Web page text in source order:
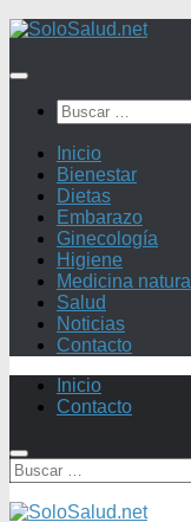
Saltar
contenido
Buscar:
Inicio
Bienestar
Dietas
Embarazo
Ginecología
Higiene
Medicina natural
Salud
Noticias
Contacto
Inicio
Contacto
Buscar: